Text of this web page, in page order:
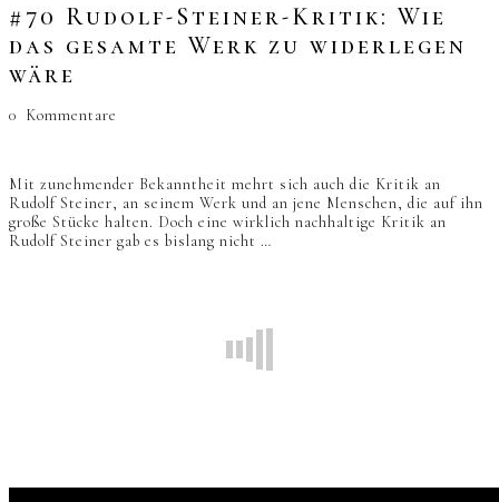
#70 Rudolf-Steiner-Kritik: Wie
das gesamte Werk zu widerlegen
wäre
0 Kommentare
Mit zunehmender Bekanntheit mehrt sich auch die Kritik an
Rudolf Steiner, an seinem Werk und an jene Menschen, die auf ihn
große Stücke halten. Doch eine wirklich nachhaltige Kritik an
Rudolf Steiner gab es bislang nicht …